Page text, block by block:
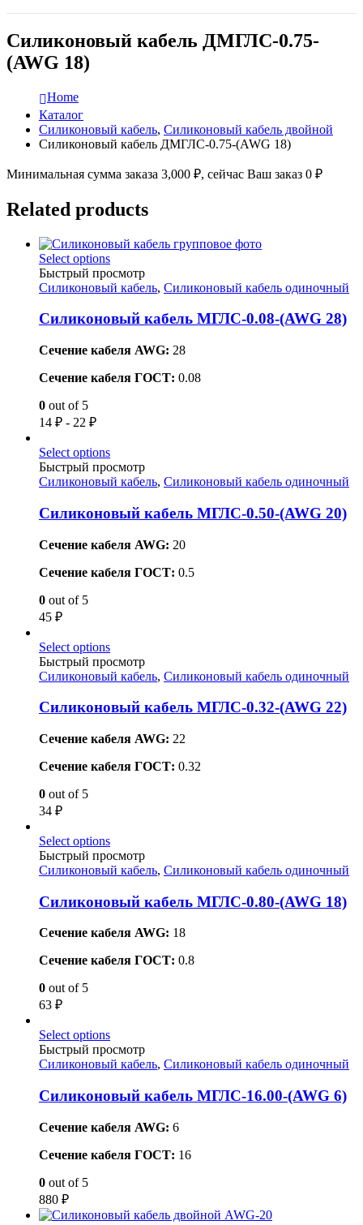
Силиконовый кабель ДМГЛС-0.75-
(AWG 18)
Home
Каталог
Силиконовый кабель, Силиконовый кабель двойной
Силиконовый кабель ДМГЛС-0.75-(AWG 18)
Минимальная сумма заказа 3,000 ₽, сейчас Ваш заказ 0 ₽
Related products
Select options
Быстрый просмотр
Силиконовый кабель, Силиконовый кабель одиночный
Силиконовый кабель МГЛС-0.08-(AWG 28)
Сечение кабеля AWG: 28
Сечение кабеля ГОСТ: 0.08
0 out of 5
14 ₽ - 22 ₽
Select options
Быстрый просмотр
Силиконовый кабель, Силиконовый кабель одиночный
Силиконовый кабель МГЛС-0.50-(AWG 20)
Сечение кабеля AWG: 20
Сечение кабеля ГОСТ: 0.5
0 out of 5
45 ₽
Select options
Быстрый просмотр
Силиконовый кабель, Силиконовый кабель одиночный
Силиконовый кабель МГЛС-0.32-(AWG 22)
Сечение кабеля AWG: 22
Сечение кабеля ГОСТ: 0.32
0 out of 5
34 ₽
Select options
Быстрый просмотр
Силиконовый кабель, Силиконовый кабель одиночный
Силиконовый кабель МГЛС-0.80-(AWG 18)
Сечение кабеля AWG: 18
Сечение кабеля ГОСТ: 0.8
0 out of 5
63 ₽
Select options
Быстрый просмотр
Силиконовый кабель, Силиконовый кабель одиночный
Силиконовый кабель МГЛС-16.00-(AWG 6)
Сечение кабеля AWG: 6
Сечение кабеля ГОСТ: 16
0 out of 5
880 ₽